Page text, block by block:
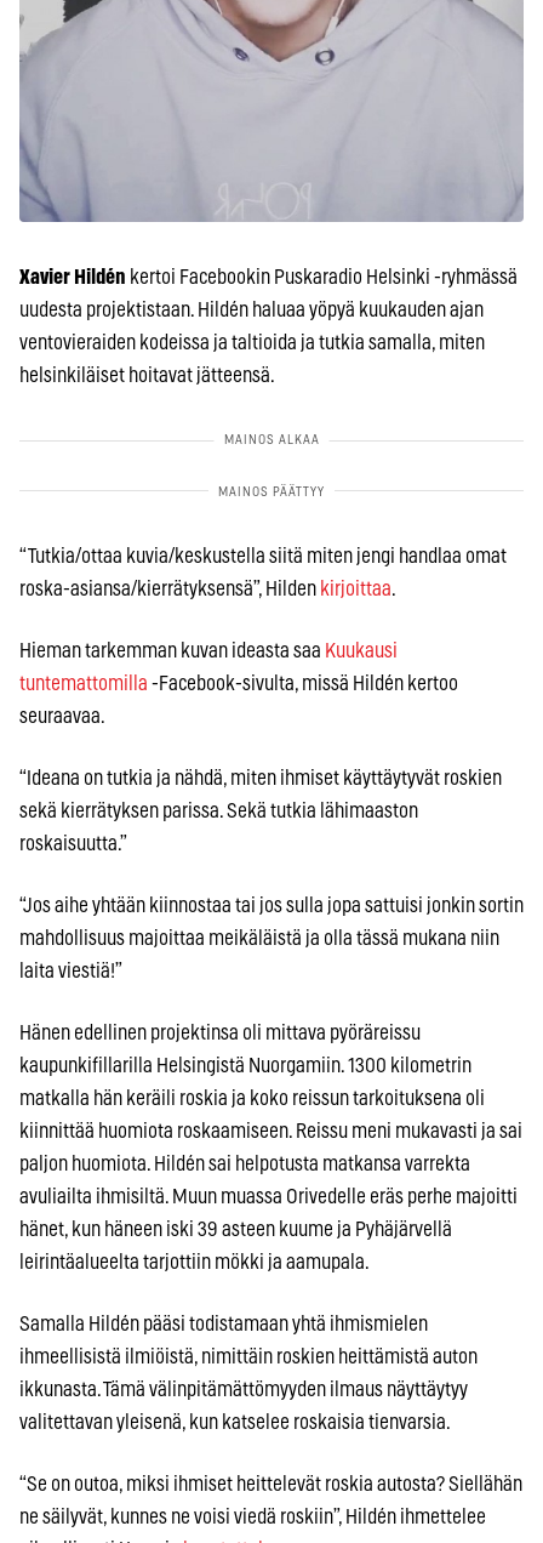
Xavier Hildén kertoi Facebookin Puskaradio Helsinki -ryhmässä
uudesta projektistaan. Hildén haluaa yöpyä kuukauden ajan
ventovieraiden kodeissa ja taltioida ja tutkia samalla, miten
helsinkiläiset hoitavat jätteensä.
“Tutkia/ottaa kuvia/keskustella siitä miten jengi handlaa omat
roska-asiansa/kierrätyksensä”, Hilden kirjoittaa.
Hieman tarkemman kuvan ideasta saa Kuukausi
tuntemattomilla -Facebook-sivulta, missä Hildén kertoo
seuraavaa.
“Ideana on tutkia ja nähdä, miten ihmiset käyttäytyvät roskien
sekä kierrätyksen parissa. Sekä tutkia lähimaaston
roskaisuutta.”
“Jos aihe yhtään kiinnostaa tai jos sulla jopa sattuisi jonkin sortin
mahdollisuus majoittaa meikäläistä ja olla tässä mukana niin
laita viestiä!”
Hänen edellinen projektinsa oli mittava pyöräreissu
kaupunkifillarilla Helsingistä Nuorgamiin. 1300 kilometrin
matkalla hän keräili roskia ja koko reissun tarkoituksena oli
kiinnittää huomiota roskaamiseen. Reissu meni mukavasti ja sai
paljon huomiota. Hildén sai helpotusta matkansa varrekta
avuliailta ihmisiltä. Muun muassa Orivedelle eräs perhe majoitti
hänet, kun häneen iski 39 asteen kuume ja Pyhäjärvellä
leirintäalueelta tarjottiin mökki ja aamupala.
Samalla Hildén pääsi todistamaan yhtä ihmismielen
ihmeellisistä ilmiöistä, nimittäin roskien heittämistä auton
ikkunasta. Tämä välinpitämättömyyden ilmaus näyttäytyy
valitettavan yleisenä, kun katselee roskaisia tienvarsia.
“Se on outoa, miksi ihmiset heittelevät roskia autosta? Siellähän
ne säilyvät, kunnes ne voisi viedä roskiin”, Hildén ihmettelee